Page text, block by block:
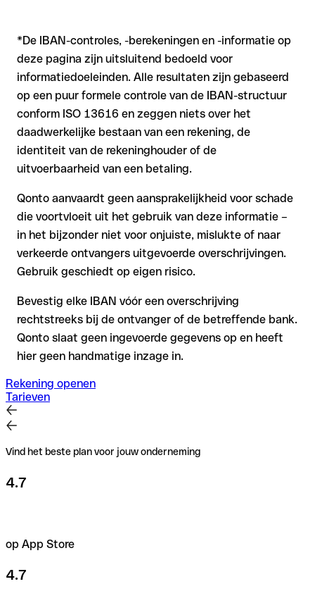
*De IBAN-controles, -berekeningen en -informatie op
deze pagina zijn uitsluitend bedoeld voor
informatiedoeleinden. Alle resultaten zijn gebaseerd
op een puur formele controle van de IBAN-structuur
conform ISO 13616 en zeggen niets over het
daadwerkelijke bestaan van een rekening, de
identiteit van de rekeninghouder of de
uitvoerbaarheid van een betaling.
Qonto aanvaardt geen aansprakelijkheid voor schade
die voortvloeit uit het gebruik van deze informatie –
in het bijzonder niet voor onjuiste, mislukte of naar
verkeerde ontvangers uitgevoerde overschrijvingen.
Gebruik geschiedt op eigen risico.
Bevestig elke IBAN vóór een overschrijving
rechtstreeks bij de ontvanger of de betreffende bank.
Qonto slaat geen ingevoerde gegevens op en heeft
hier geen handmatige inzage in.
Rekening openen
Tarieven
Vind het beste plan voor jouw onderneming
4.7
op App Store
4.7